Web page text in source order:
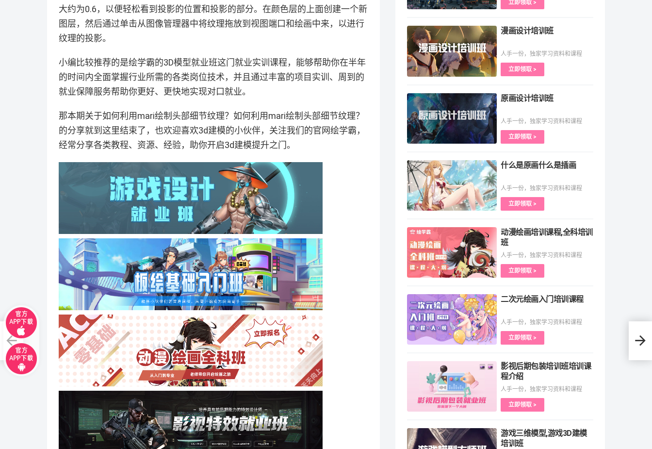
大约为0.6，以便轻松看到投影的位置和投影的部分。在颜色层的上面创建一个新
图层，然后通过单击从图像管理器中将纹理拖放到视图端口和绘画中来，以进行
纹理的投影。
小编比较推荐的是绘学霸的3D模型就业班这门就业实训课程，能够帮助你在半年
的时间内全面掌握行业所需的各类岗位技术，并且通过丰富的项目实训、周到的
就业保障服务帮助你更好、更快地实现对口就业。
那本期关于如何利用mari绘制头部细节纹理？如何利用mari绘制头部细节纹理？
的分享就到这里结束了，也欢迎喜欢3d建模的小伙伴，关注我们的官网绘学霸，
经常分享各类教程、资源、经验，助你开启3d建模提升之门。
？
学习
立即领取 >
漫画设计培训班
人手一份，独家学习资料和课程
立即领取 >
原画设计培训班
人手一份，独家学习资料和课程
立即领取 >
什么是原画什么是插画
人手一份，独家学习资料和课程
立即领取 >
动漫绘画培训课程,全科培训
班
人手一份，独家学习资料和课程
立即领取 >
二次元绘画入门培训课程
人手一份，独家学习资料和课程
立即领取 >
影视后期包装培训班培训课
程介绍
人手一份，独家学习资料和课程
立即领取 >
游戏三维模型,游戏3D建模
培训班